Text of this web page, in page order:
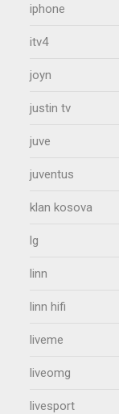
iphone
itv4
joyn
justin tv
juve
juventus
klan kosova
lg
linn
linn hifi
liveme
liveomg
livesport